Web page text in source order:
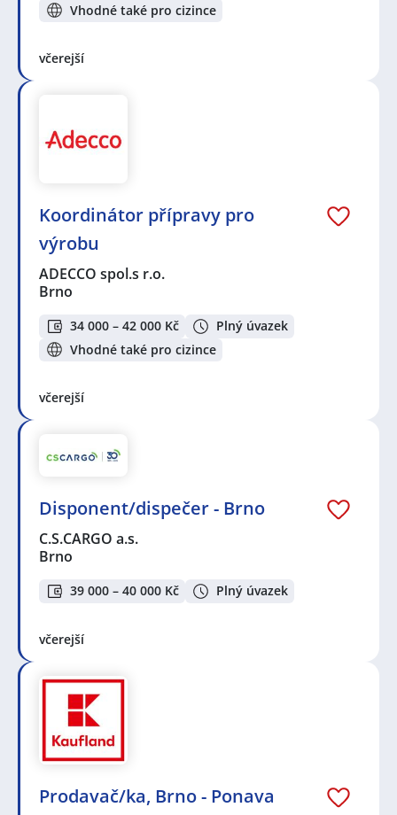
Vhodné také pro cizince
včerejší
Koordinátor přípravy pro
výrobu
ADECCO spol.s r.o.
Brno
34 000 – 42 000 Kč
Plný úvazek
Vhodné také pro cizince
včerejší
Disponent/dispečer - Brno
C.S.CARGO a.s.
Brno
39 000 – 40 000 Kč Plný úvazek
včerejší
Prodavač/ka, Brno - Ponava